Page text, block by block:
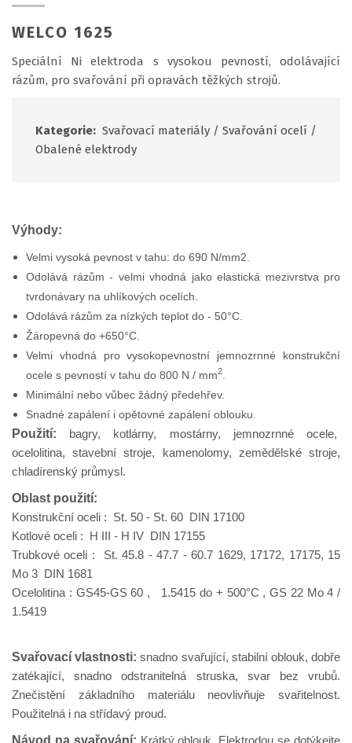
WELCO 1625
Speciální Ni elektroda s vysokou pevností, odolávající
rázům, pro svařování při opravách těžkých strojů.
Kategorie: Svařovací materiály / Svařování ocelí /
Obalené elektrody
Výhody:
Velmi vysoká pevnost v tahu: do 690 N/mm2.
Odolává rázům - velmi vhodná jako elastická mezivrstva pro
tvrdonávary na uhlíkových ocelích.
Odolává rázům za nízkých teplot do - 50°C.
Žáropevná do +650°C.
Velmi vhodná pro vysokopevnostní jemnozrnné konstrukční
ocele s pevností v tahu do 800 N / mm​2
Minimální nebo vůbec žádný předehřev.
Snadné zapálení i opětovné zapálení oblouku.
Použití: bagry, kotlárny, mostárny, jemnozrnné ocele,
ocelolitina, stavební stroje, kamenolomy, zemědělské stroje,
chladírenský průmysl.
Oblast použití:
Konstrukční oceli : St. 50 - St. 60 DIN 17100
Kotlové oceli : H III - H IV DIN 17155
Trubkové oceli : St. 45.8 - 47.7 - 60.7 1629, 17172, 17175, 15
Mo 3 DIN 1681
Ocelolitina : GS45-GS 60 , 1.5415 do + 500°C , GS 22 Mo 4 /
1.5419
Svařovací vlastnosti: snadno svařující, stabilní oblouk, dobře
zatékající, snadno odstranitelná struska, svar bez vrubů.
Znečistění základního materiálu neovlivňuje svařitelnost.
Použitelná i na střídavý proud.
Návod na svařování: Krátký oblouk. Elektrodou se dotýkejte